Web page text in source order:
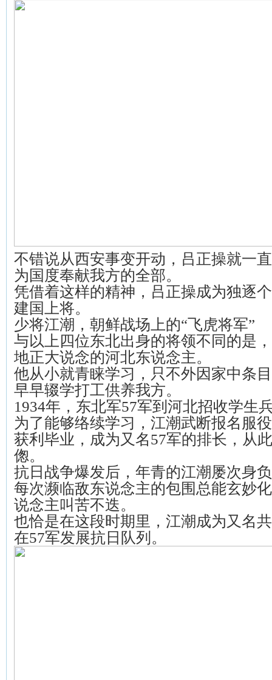
不错说从西安事变开动，吕正操就一
为国度奉献我方的全部。
凭借着这样的精神，吕正操成为独逐
建国上将。
少将江潮，朝鲜战场上的“飞虎将军”
与以上四位东北出身的将领不同的是
地正大说念的河北东说念主。
他从小就青睐学习，只不外因家中条
早早辍学打工供养我方。
1934年，东北军57军到河北招收学生
为了能够络续学习，江潮武断报名服
获利毕业，成为又名57军的排长，从
偬。
抗日战争爆发后，年青的江潮屡次身
每次濒临敌东说念主的包围总能玄妙
说念主叫苦不迭。
也恰是在这段时期里，江潮成为又名
在57军发展抗日队列。